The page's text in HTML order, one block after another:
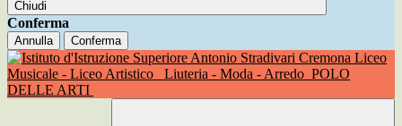
Chiudi
Conferma
Annulla Conferma
Liceo
Musicale - Liceo Artistico
Liuteria - Moda - Arredo POLO
DELLE ARTI